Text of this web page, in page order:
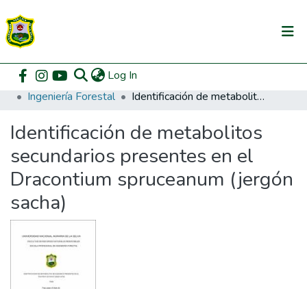
Log In
Communities & Collections
All of DSpace
DSpace Statistics
Home Pregrado
Ingeniería Forestal
Identificación de metabolitos secundarios presentes en el Dracontium spruceanum (jergón sacha)
Identificación de metabolitos
secundarios presentes en el
Dracontium spruceanum (jergón
sacha)